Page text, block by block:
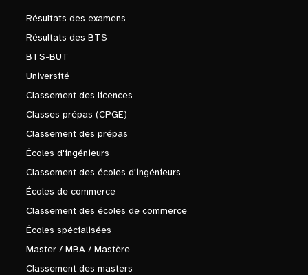
Résultats des examens
Résultats des BTS
BTS-BUT
Université
Classement des licences
Classes prépas (CPGE)
Classement des prépas
Écoles d'ingénieurs
Classement des écoles d'ingénieurs
Écoles de commerce
Classement des écoles de commerce
Écoles spécialisées
Master / MBA / Mastère
Classement des masters